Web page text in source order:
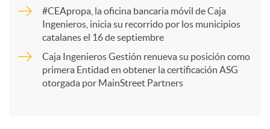
r
t
#CEApropa, la oficina bancaria móvil de Caja
Ingenieros, inicia su recorrido por los municipios
catalanes el 16 de septiembre
Caja Ingenieros Gestión renueva su posición como
primera Entidad en obtener la certificación ASG
otorgada por MainStreet Partners